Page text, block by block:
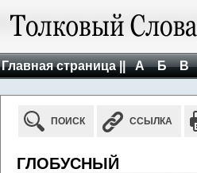
Главная страница || А Б В
ПОИСК ССЫЛКА
ГЛОБУСНЫЙ